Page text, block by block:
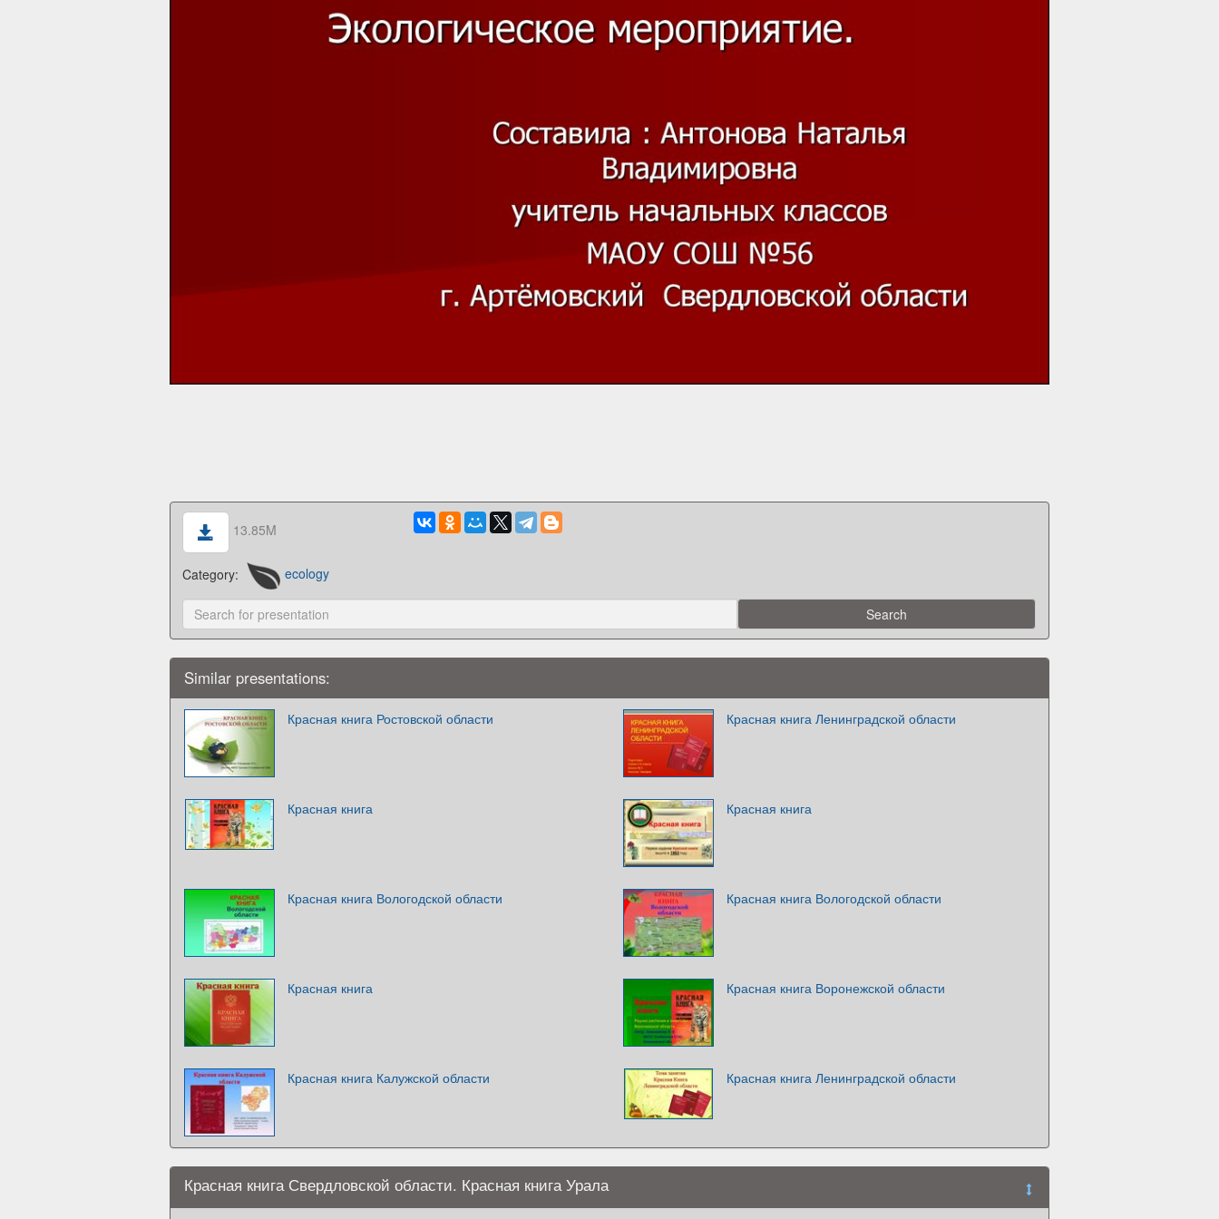
13.85M
Category: ecology
Similar presentations:
Красная книга Ростовской области Красная книга Ленинградской области
Красная книга Красная книга
Красная книга Вологодской области Красная книга Вологодской области
Красная книга Красная книга Воронежской области
Красная книга Калужской области Красная книга Ленинградской области
Красная книга Свердловской области. Красная книга Урала